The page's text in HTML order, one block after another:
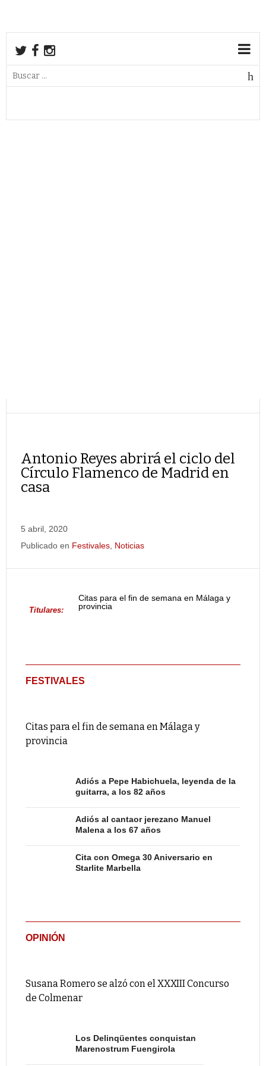
Antonio Reyes abrirá el ciclo del
Círculo Flamenco de Madrid en
casa
5 abril, 2020
Publicado en Festivales Noticias
Titulares:
Citas para el fin de semana en Málaga y
provincia
FESTIVALES
Citas para el fin de semana en Málaga y
provincia
Adiós a Pepe Habichuela, leyenda de la
guitarra, a los 82 años
Adiós al cantaor jerezano Manuel
Malena a los 67 años
Cita con Omega 30 Aniversario en
Starlite Marbella
OPINIÓN
Susana Romero se alzó con el XXXIII Concurso
de Colmenar
Los Delinqüentes conquistan
Marenostrum Fuengirola